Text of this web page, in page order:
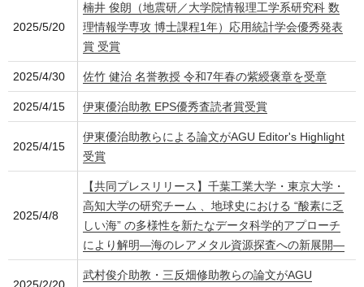
2025/5/20
楠井 俊朗（地震研／大学院情報理工学系研究科 数
理情報学専攻 博士課程1年）応用統計学会優秀発表
賞 受賞
2025/4/30 佐竹 健治 名誉教授 令和7年春の紫綬褒章を受章
2025/4/15 伊東優治助教 EPS優秀査読者賞受賞
2025/4/15
伊東優治助教らによる論文がAGU Editor's Highlight
受賞
2025/4/8
【共同プレスリリース】千葉工業大学・東京大学・
高知大学の研究チーム 、地球史における “酸素に乏
しい海” の多様性を新たなデータ科学的アプローチ
により解明―海のレアメタル資源探査への新展開―
武村俊介助教・三反畑修助教らの論文がAGU